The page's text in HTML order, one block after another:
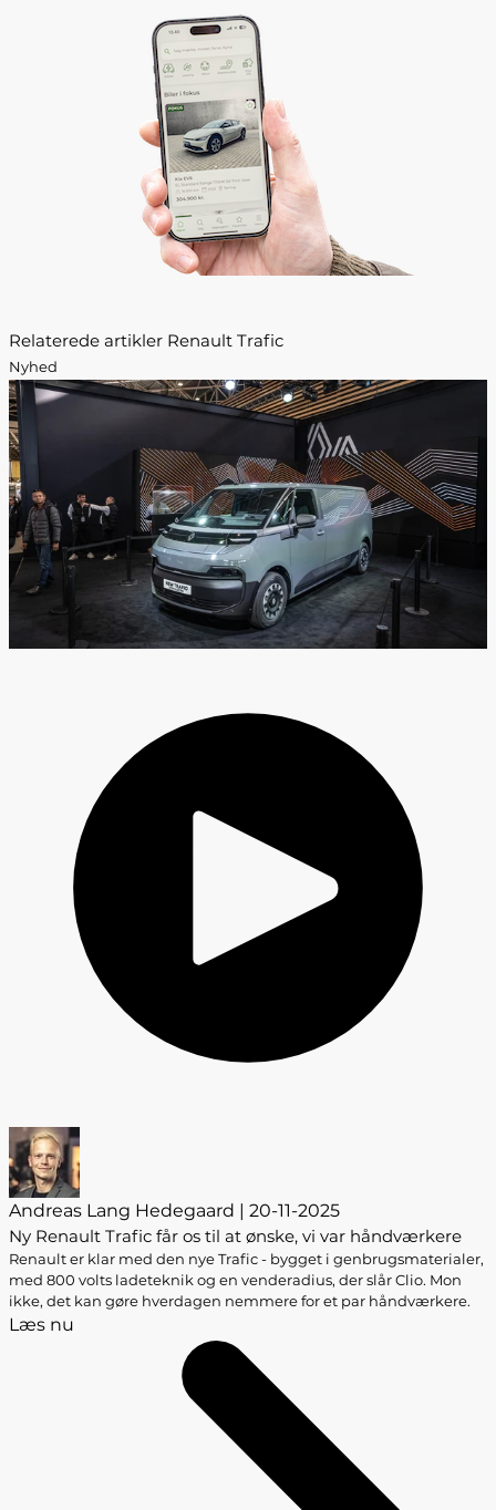
Relaterede artikler Renault Trafic
Nyhed
Andreas Lang Hedegaard | 20-11-2025
Ny Renault Trafic får os til at ønske, vi var håndværkere
Renault er klar med den nye Trafic - bygget i genbrugsmaterialer,
med 800 volts ladeteknik og en venderadius, der slår Clio. Mon
ikke, det kan gøre hverdagen nemmere for et par håndværkere.
Læs nu